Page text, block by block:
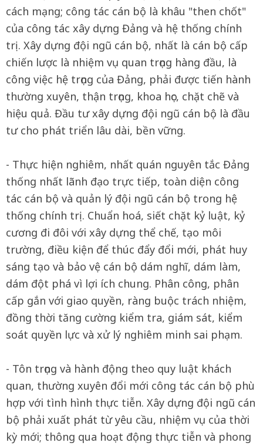
cách mạng; công tác cán bộ là khâu "then chốt"
của công tác xây dựng Đảng và hệ thống chính
trị. Xây dựng đội ngũ cán bộ, nhất là cán bộ cấp
chiến lược là nhiệm vụ quan trọng hàng đầu, là
công việc hệ trọng của Đảng, phải được tiến hành
thường xuyên, thận trọng, khoa học, chặt chẽ và
hiệu quả. Đầu tư xây dựng đội ngũ cán bộ là đầu
tư cho phát triển lâu dài, bền vững.
- Thực hiện nghiêm, nhất quán nguyên tắc Đảng
thống nhất lãnh đạo trực tiếp, toàn diện công
tác cán bộ và quản lý đội ngũ cán bộ trong hệ
thống chính trị. Chuẩn hoá, siết chặt kỷ luật, kỷ
cương đi đôi với xây dựng thể chế, tạo môi
trường, điều kiện để thúc đẩy đổi mới, phát huy
sáng tạo và bảo vệ cán bộ dám nghĩ, dám làm,
dám đột phá vì lợi ích chung. Phân công, phân
cấp gắn với giao quyền, ràng buộc trách nhiệm,
đồng thời tăng cường kiểm tra, giám sát, kiểm
soát quyền lực và xử lý nghiêm minh sai phạm.
- Tôn trọng và hành động theo quy luật khách
quan, thường xuyên đổi mới công tác cán bộ phù
hợp với tình hình thực tiễn. Xây dựng đội ngũ cán
bộ phải xuất phát từ yêu cầu, nhiệm vụ của thời
kỳ mới; thông qua hoạt động thực tiễn và phong